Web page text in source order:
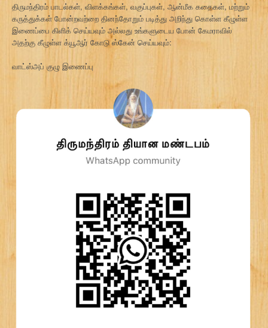
திருமந்திரம் பாடல்கள், விளக்கங்கள், வகுப்புகள், ஆன்மீக கதைகள், மற்றும்
கருத்துக்கள் போன்றவற்றை தினந்தோறும் படித்து அறிந்து கொள்ள கீழுள்ள
இணைப்பை கிளிக் செய்யவும் அல்லது உங்களுடைய போன் கேமராவில்
அதற்கு கீழுள்ள க்யூஆர் கோடு ஸ்கேன் செய்யவும்:
வாட்ஸ்அப் குழு இணைப்பு